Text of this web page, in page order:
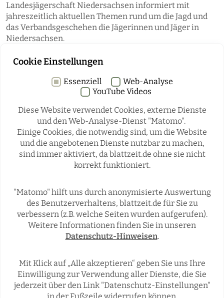
Landesjägerschaft Niedersachsen informiert mit
jahreszeitlich aktuellen Themen rund um die Jagd und
das Verbandsgeschehen die Jägerinnen und Jäger in
Niedersachsen.
Rubriken
ÜBERREGIONAL
REPORTAGEN
WILDTIERE
ÜBRIGENS
Cookie Einstellungen
Essenziell
Web-Analyse
YouTube Videos
Diese Website verwendet Cookies, externe Dienste
und den Web-Analyse-Dienst "Matomo".
Einige Cookies, die notwendig sind, um die Website
und die angebotenen Dienste nutzbar zu machen,
sind immer aktiviert, da blattzeit.de ohne sie nicht
korrekt funktioniert.
"Matomo" hilft uns durch anonymisierte Auswertung
des Benutzerverhaltens, blattzeit.de für Sie zu
verbessern (z.B. welche Seiten wurden aufgerufen).
Weitere Informationen finden Sie in unseren
Datenschutz-Hinweisen.
Mit Klick auf „Alle akzeptieren“ geben Sie uns Ihre
Einwilligung zur Verwendung aller Dienste, die Sie
jederzeit über den Link "Datenschutz-Einstellungen"